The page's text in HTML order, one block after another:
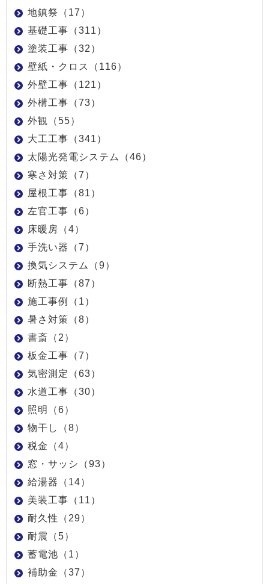
地鎮祭（17）
基礎工事（311）
塗装工事（32）
壁紙・クロス（116）
外壁工事（121）
外構工事（73）
外観（55）
大工工事（341）
太陽光発電システム（46）
寒さ対策（7）
屋根工事（81）
左官工事（6）
床暖房（4）
手洗い器（7）
換気システム（9）
断熱工事（87）
施工事例（1）
暑さ対策（8）
書斎（2）
板金工事（7）
気密測定（63）
水道工事（30）
照明（6）
物干し（8）
税金（4）
窓・サッシ（93）
給湯器（14）
美装工事（11）
耐久性（29）
耐震（5）
蓄電池（1）
補助金（37）